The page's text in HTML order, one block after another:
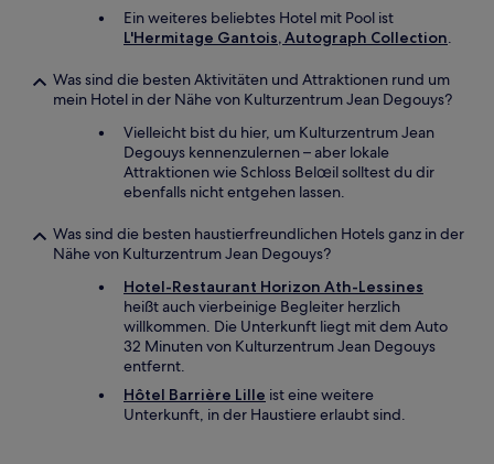
Ein weiteres beliebtes Hotel mit Pool ist
L'Hermitage Gantois, Autograph Collection.
Was sind die besten Aktivitäten und Attraktionen rund um
mein Hotel in der Nähe von Kulturzentrum Jean Degouys?
Vielleicht bist du hier, um Kulturzentrum Jean
Degouys kennenzulernen – aber lokale
Attraktionen wie Schloss Belœil solltest du dir
ebenfalls nicht entgehen lassen.
Was sind die besten haustierfreundlichen Hotels ganz in der
Nähe von Kulturzentrum Jean Degouys?
Hotel-Restaurant Horizon Ath-Lessines
heißt auch vierbeinige Begleiter herzlich
willkommen. Die Unterkunft liegt mit dem Auto
32 Minuten von Kulturzentrum Jean Degouys
entfernt.
Hôtel Barrière Lille ist eine weitere
Unterkunft, in der Haustiere erlaubt sind.